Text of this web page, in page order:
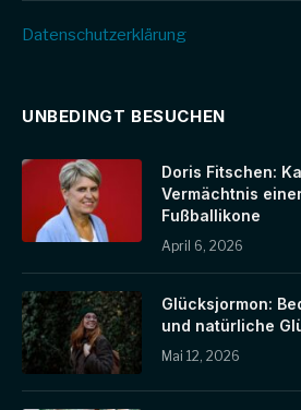
Datenschutz­erklärung
UNBEDINGT BESUCHEN
Doris Fitschen:
Vermächtnis
Fußballikone
April 6, 2026
Glücksjormon:
und natürliche
Mai 12, 2026